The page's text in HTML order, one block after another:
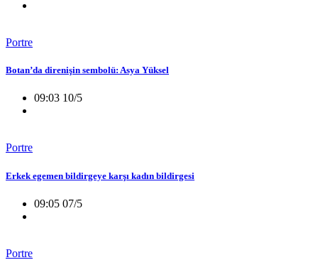
Portre
Botan’da direnişin sembolü: Asya Yüksel
09:03 10/5
Portre
Erkek egemen bildirgeye karşı kadın bildirgesi
09:05 07/5
Portre